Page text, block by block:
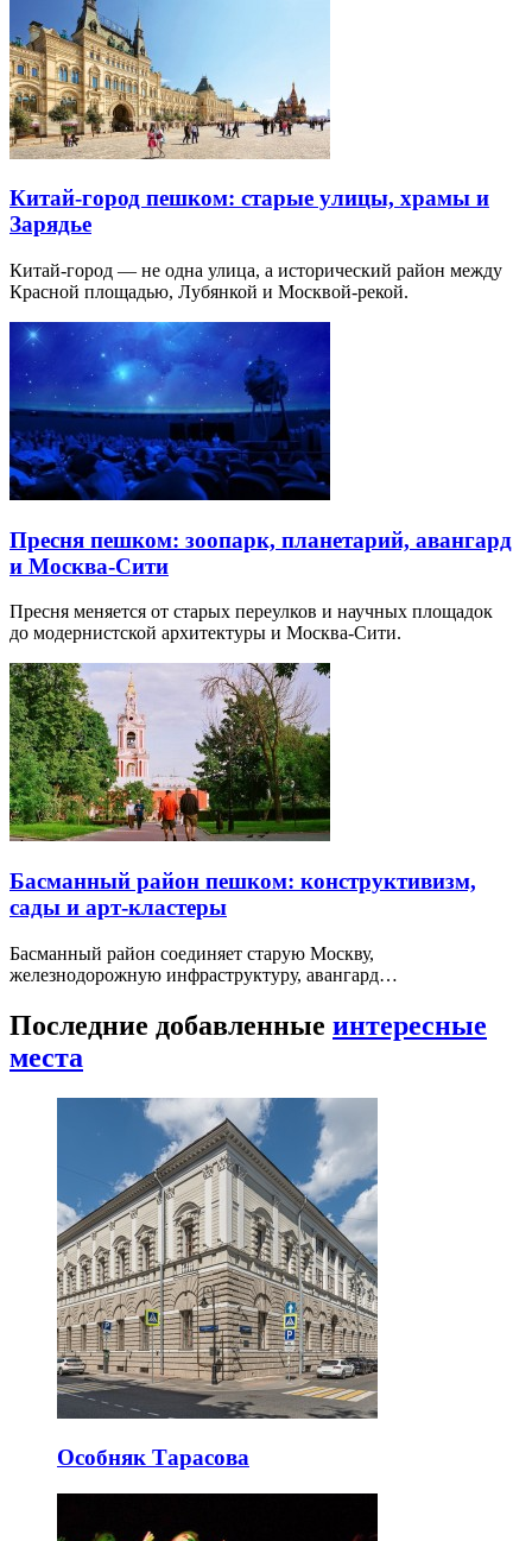
Китай-город пешком: старые улицы, храмы и
Зарядье
Китай-город — не одна улица, а исторический район между
Красной площадью, Лубянкой и Москвой-рекой.
Пресня пешком: зоопарк, планетарий, авангард
и Москва-Сити
Пресня меняется от старых переулков и научных площадок
до модернистской архитектуры и Москва-Сити.
Басманный район пешком: конструктивизм,
сады и арт-кластеры
Басманный район соединяет старую Москву,
железнодорожную инфраструктуру, авангард…
Последние добавленные интересные
места
Особняк Тарасова